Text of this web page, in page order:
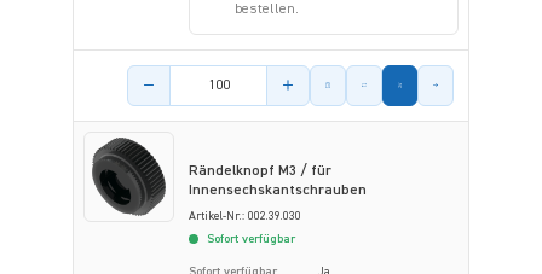
bestellen.
Menge des Artikels
Rändelknopf M3 / für
Innensechskantschrauben
Artikel-Nr.: 002.39.030
Sofort verfügbar
Sofort verfügbar
Ja